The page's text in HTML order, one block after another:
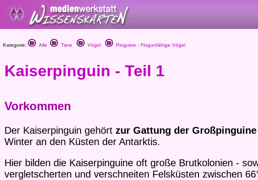
Kategorie: Alle Tiere Vögel Pinguine - Flugunfähige Vögel
Kaiserpinguin - Teil 1
Vorkommen
Der Kaiserpinguin gehörtzur Gattung der Großpinguine
Winter an den Küsten der Antarktis.
Hier bilden die Kaiserpinguine oft große Brutkolonien -
vergletscherten und verschneiten Felsküsten zwischen